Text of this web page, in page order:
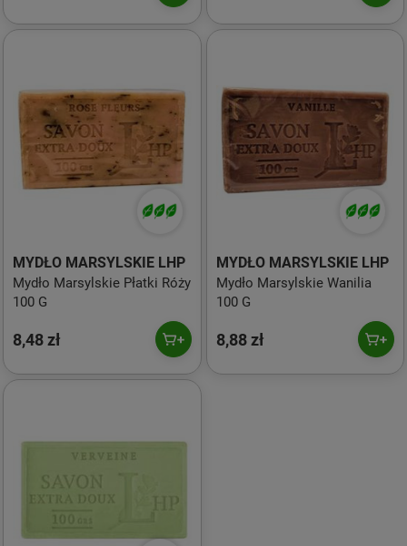
MYDŁO MARSYLSKIE LHP
Mydło Marsylskie Płatki Róży
100 G
8,48 zł
MYDŁO MARSYLSKIE LHP
Mydło Marsylskie Wanilia
100 G
8,88 zł